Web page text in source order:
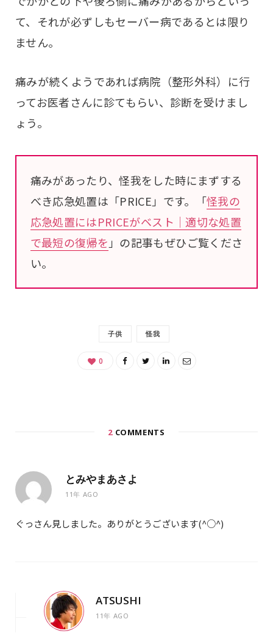
て、それが必ずしもセーバー病であるとは限り
ません。
痛みが続くようであれば病院（整形外科）に行
ってお医者さんに診てもらい、診断を受けまし
ょう。
痛みがあったり、怪我をした時にまずする
べき応急処置は「PRICE」です。「怪我の
応急処置にはPRICEがベスト｜適切な処置
で最短の復帰を」の記事もぜひご覧くださ
い。
子供 怪我
0
2COMMENTS
とみやまあさよ
11年 AGO
ぐっさん見しました。ありがとうございます(^○^)
ATSUSHI
11年 AGO